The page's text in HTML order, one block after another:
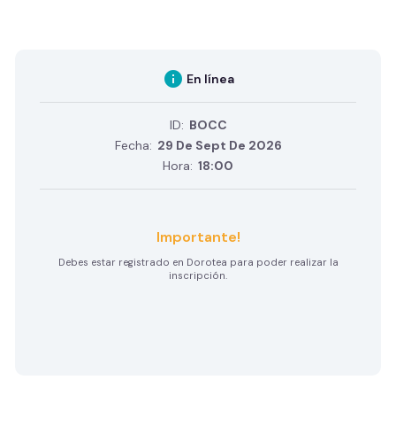
info En línea
ID: BOCC
Fecha: 29 De Sept De 2026
Hora: 18:00
Importante!
Debes estar registrado en Dorotea para poder realizar la
inscripción.